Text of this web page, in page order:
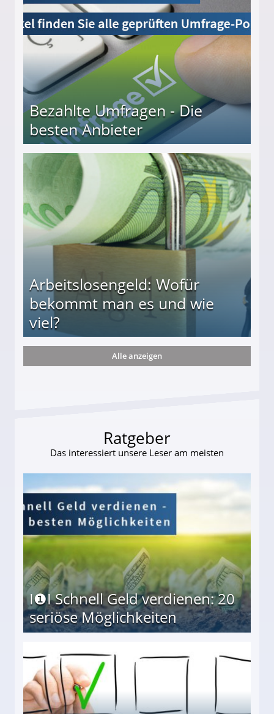
Bezahlte Umfragen - Die
besten Anbieter
Arbeitslosengeld: Wofür
bekommt man es und wie
viel?
und wie viel?
Alle anzeigen
Ratgeber
Das interessiert unsere Leser am meisten
I❶I Schnell Geld verdienen: 20
seriöse Möglichkeiten